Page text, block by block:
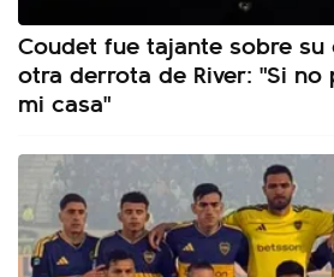
Coudet fue tajante sobre
otra derrota de River: "Si no
mi casa"